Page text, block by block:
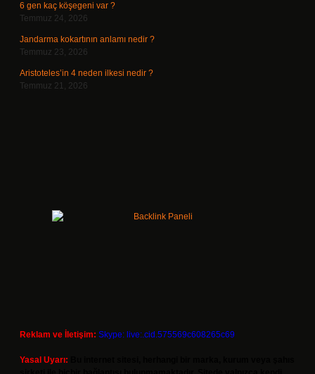
6 gen kaç köşegeni var ?
Temmuz 24, 2026
Jandarma kokartının anlamı nedir ?
Temmuz 23, 2026
Aristoteles’in 4 neden ilkesi nedir ?
Temmuz 21, 2026
Reklam ve İletişim: Skype: live:.cid.575569c608265c69
Yasal Uyarı: